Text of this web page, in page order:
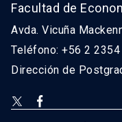
Facultad de
Avda. Vicuña
Teléfono: +56 2 2354
Dirección de